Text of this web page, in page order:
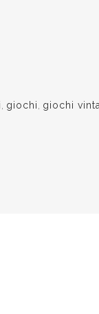
giochi giochi